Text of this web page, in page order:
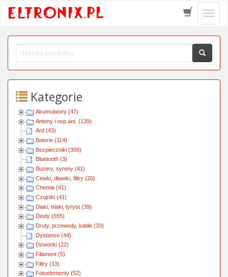
menu
Kategorie
Akumulatory (47)
Anteny i osp.ant. (139)
Ard (43)
Baterie (114)
Bezpieczniki (306)
Bluetooth (3)
Buzery, syreny (41)
Cewki, dławiki, filtry (20)
Chemia (41)
Czujniki (41)
Diaki, triaki, tyryst (39)
Diody (555)
Druty, przewody, kable (33)
Dystanse (44)
Dzwonki (22)
Filament (5)
Filtry (13)
Fotoelementy (52)